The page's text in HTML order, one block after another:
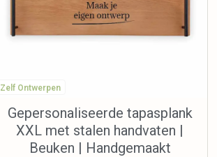
Zelf Ontwerpen
Gepersonaliseerde tapasplank
XXL met stalen handvaten |
Beuken | Handgemaakt